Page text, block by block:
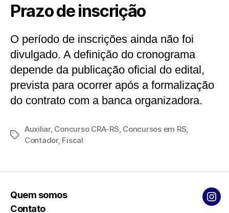
Prazo de inscrição
O período de inscrições ainda não foi
divulgado. A definição do cronograma
depende da publicação oficial do edital,
prevista para ocorrer após a formalização
do contrato com a banca organizadora.
Tags
Auxiliar, Concurso CRA-RS Concursos em RS
Contador, Fiscal
Quem somos
Contato